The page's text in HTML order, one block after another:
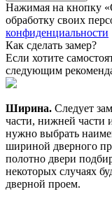
Нажимая на кнопку
обработку своих
конфиденциальности
Как сделать замер?
Если хотите
следующим
Ширина. Следует
части, нижней части
нужно выбрать
шириной дверного
полотно двери
некоторых случаях
дверной проем.